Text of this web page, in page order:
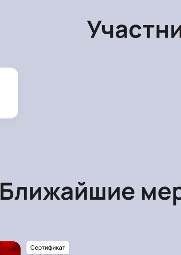
Ближайшие
Сертификат